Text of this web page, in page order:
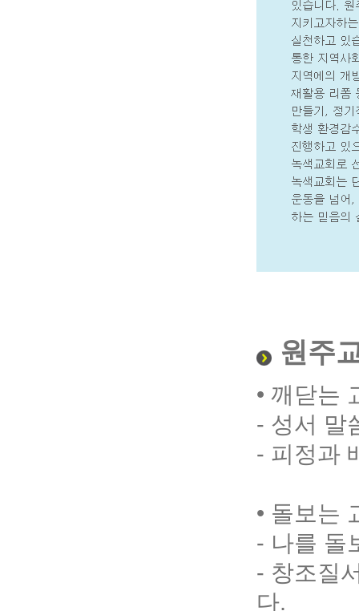
원주
• 깨닫는
- 성서 말
- 피정과
• 돌보는
- 나를 돌
- 창조질
다.